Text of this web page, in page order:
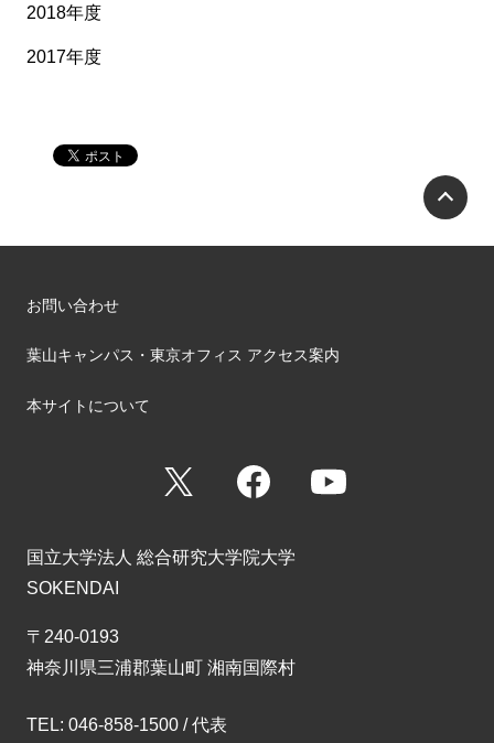
2018年度
2017年度
お問い合わせ
葉山キャンパス・東京オフィス アクセス案内
本サイトについて
Facebook
国立大学法人 総合研究大学院大学
SOKENDAI
〒240-0193
神奈川県三浦郡葉山町 湘南国際村
TEL: 046-858-1500 / 代表